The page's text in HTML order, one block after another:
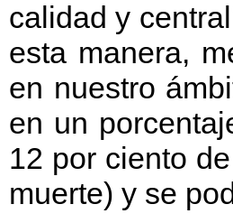
calidad y
esta manera,
en nuestro
en un
12 por ciento
muerte) y se